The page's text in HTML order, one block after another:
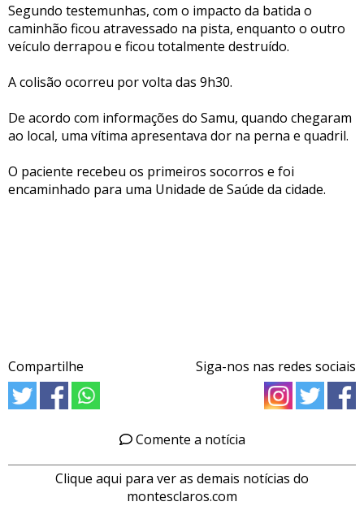
Segundo testemunhas, com o impacto da batida o
caminhão ficou atravessado na pista, enquanto o outro
veículo derrapou e ficou totalmente destruído.
A colisão ocorreu por volta das 9h30.
De acordo com informações do Samu, quando chegaram
ao local, uma vítima apresentava dor na perna e quadril.
O paciente recebeu os primeiros socorros e foi
encaminhado para uma Unidade de Saúde da cidade.
Compartilhe Siga-nos nas redes sociais
Comente a notícia
Clique aqui para ver as demais notícias do
montesclaros.com